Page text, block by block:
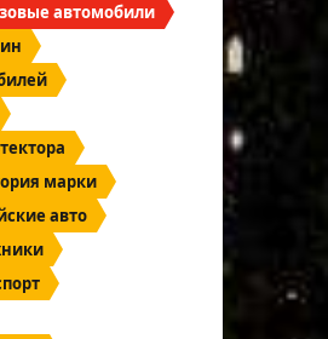
автомобили
марки
авто